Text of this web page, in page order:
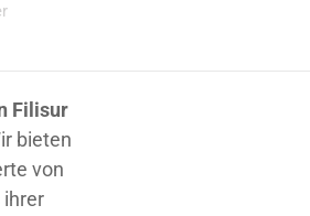
Filisur
bieten
von
ihrer